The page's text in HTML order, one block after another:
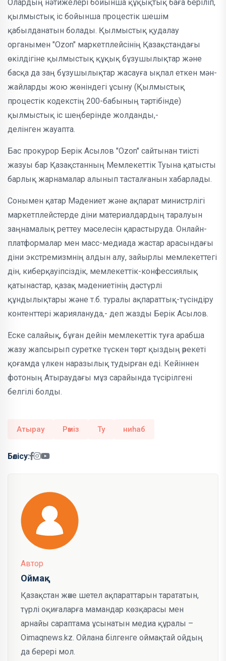
Олардың нəтижелері бойынша құқықтық баға беріліп,
қылмыстық іс бойынша процестік шешім
қабылданатын болады. Қылмыстық қудалау
органымен "Ozon" маркетплейсінің Қазақстандағы
өкілдігіне қылмыстық құқық бұзушылықтар жəне
басқа да заң бұзушылықтар жасауға ықпал еткен мəн-
жайларды жою жөнiндегi ұсыну (Қылмыстық
процестік кодекстің 200-бабының тəртібінде)
қылмыстық іс шеңберінде жолданды,-
делінген жауапта.
Бас прокурор Берік Асылов "Ozon" сайтынан тиісті
жазуы бар Қазақстанның Мемлекеттік Туына қатысты
барлық жарнамалар алынып тасталғанын хабарлады.
Сонымен қатар Мəдениет жəне ақпарат министрлігі
маркетплейстерде діни материалдардың таралуын
заңнамалық реттеу мəселесін қарастыруда. Онлайн-
платформалар мен масс-медиада жастар арасындағы
діни экстремизмнің алдын алу, зайырлы мемлекеттегі
дін, киберқауіпсіздік, мемлекеттік-конфессиялық
қатынастар, қазақ мəдениетінің дəстүрлі
құндылықтары жəне т.б. туралы ақпараттық-түсіндіру
контенттері жариялануда,- деп жазды Берік Асылов.
Еске салайық, бұған дейін мемлекеттік туға арабша
жазу жапсырып суретке түскен төрт қыздың әрекеті
қоғамда үлкен наразылық тудырған еді. Кейіннен
фотоның Атыраудағы мұз сарайында түсірілгені
белгілі болды.
Атырау Рәміз Ту ниһаб
Бөлісу:
Автор
Оймақ
Қазақстан және шетел ақпараттарын тарататын,
түрлі оқиғаларға мамандар көзқарасы мен
арнайы сараптама ұсынатын медиа құралы –
Oimaqnews.kz. Ойлана білгенге оймақтай ойдың
да берері мол.